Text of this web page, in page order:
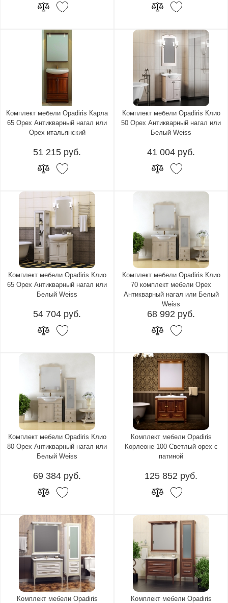
Комплект мебели Opadiris Карла
65 Орех Антикварный нагал или
Орех итальянский
51 215 руб.
Комплект мебели Opadiris Клио
50 Орех Антикварный нагал или
Белый Weiss
41 004 руб.
Комплект мебели Opadiris Клио
65 Орех Антикварный нагал или
Белый Weiss
54 704 руб.
Комплект мебели Opadiris Клио
70 комплект мебели Орех
Антикварный нагал или Белый
Weiss
68 992 руб.
Комплект мебели Opadiris Клио
80 Орех Антикварный нагал или
Белый Weiss
69 384 руб.
Комплект мебели Opadiris
Корлеоне 100 Светлый орех с
патиной
125 852 руб.
Комплект мебели Opadiris
Комплект мебели Opadiris